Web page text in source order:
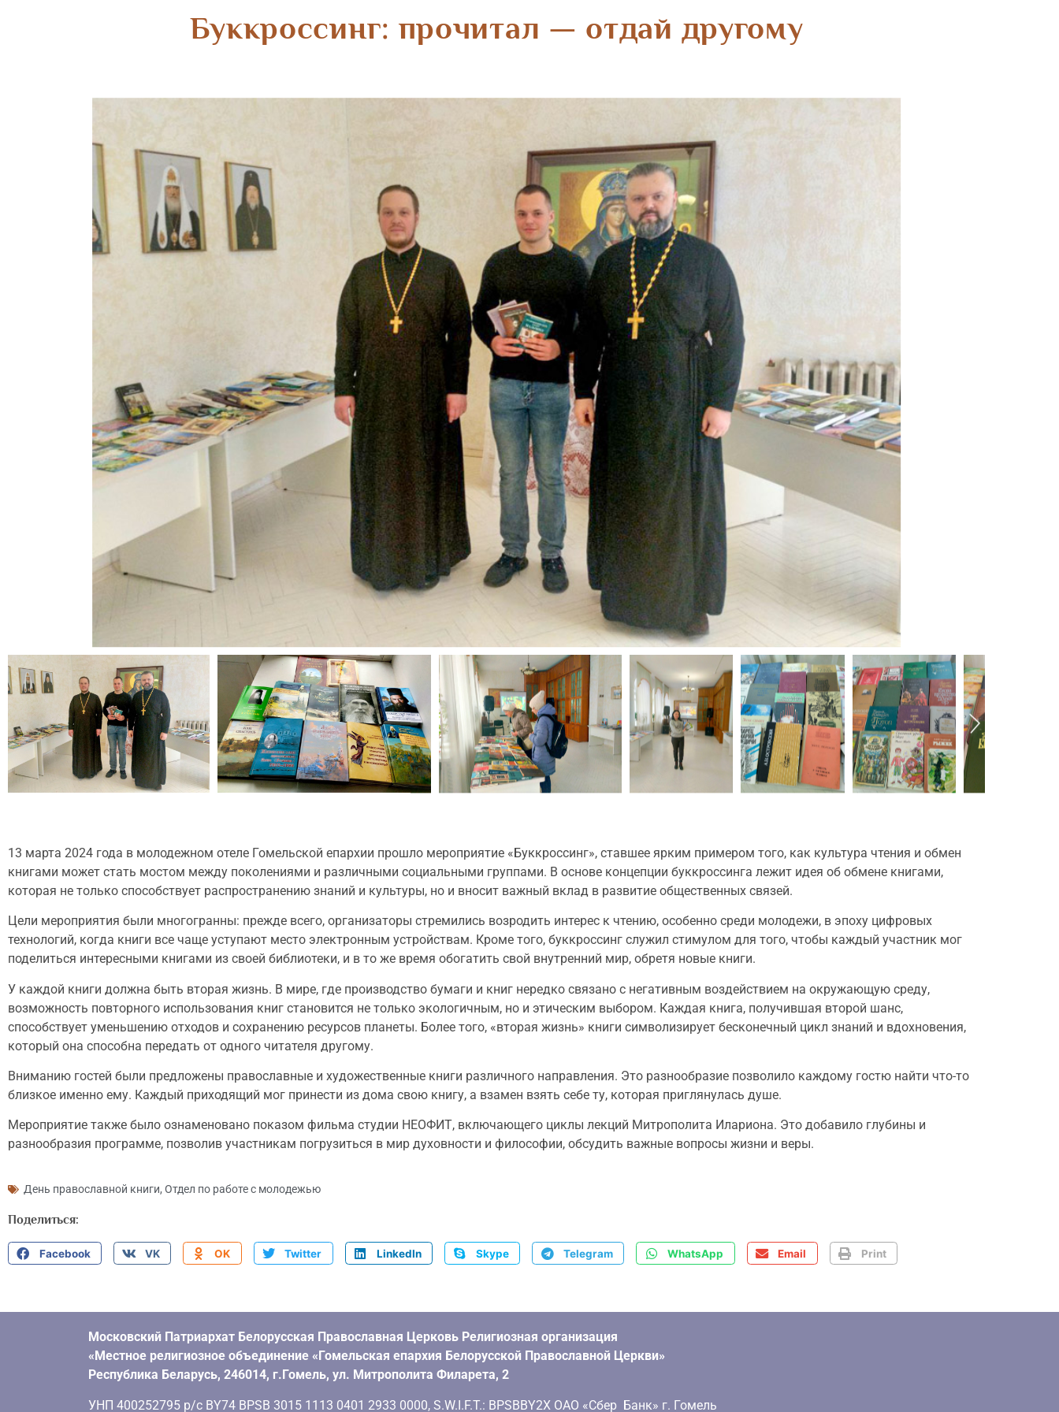
Буккроссинг: прочитал — отдай другому
13 марта 2024 года в молодежном отеле Гомельской епархии прошло мероприятие «Буккроссинг», ставшее ярким примером того, как культура чтения и обмен
книгами может стать мостом между поколениями и различными социальными группами. В основе концепции буккроссинга лежит идея об обмене книгами,
которая не только способствует распространению знаний и культуры, но и вносит важный вклад в развитие общественных связей.
Цели мероприятия были многогранны: прежде всего, организаторы стремились возродить интерес к чтению, особенно среди молодежи, в эпоху цифровых
технологий, когда книги все чаще уступают место электронным устройствам. Кроме того, буккроссинг служил стимулом для того, чтобы каждый участник мог
поделиться интересными книгами из своей библиотеки, и в то же время обогатить свой внутренний мир, обретя новые книги.
У каждой книги должна быть вторая жизнь. В мире, где производство бумаги и книг нередко связано с негативным воздействием на окружающую среду,
возможность повторного использования книг становится не только экологичным, но и этическим выбором. Каждая книга, получившая второй шанс,
способствует уменьшению отходов и сохранению ресурсов планеты. Более того, «вторая жизнь» книги символизирует бесконечный цикл знаний и вдохновения,
который она способна передать от одного читателя другому.
Вниманию гостей были предложены православные и художественные книги различного направления. Это разнообразие позволило каждому гостю найти что-то
близкое именно ему. Каждый приходящий мог принести из дома свою книгу, а взамен взять себе ту, которая приглянулась душе.
Мероприятие также было ознаменовано показом фильма студии НЕОФИТ, включающего циклы лекций Митрополита Илариона. Это добавило глубины и
разнообразия программе, позволив участникам погрузиться в мир духовности и философии, обсудить важные вопросы жизни и веры.
День православной книги, Отдел по работе с молодежью
Поделиться:
Facebook VK OK Twitter LinkedIn Skype Telegram WhatsApp Email Print
Московский Патриархат Белорусская Православная Церковь Религиозная организация
«Местное религиозное объединение «Гомельская епархия Белорусской Православной Церкви»
Республика Беларусь, 246014, г.Гомель, ул. Митрополита Филарета, 2
УНП 400252795 р/с BY74 BPSB 3015 1113 0401 2933 0000, S.W.I.F.T.: BPSBBY2X ОАО «Сбер Банк» г. Гомель